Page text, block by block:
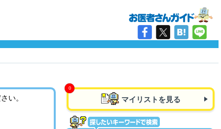
い。 マイリストを見る